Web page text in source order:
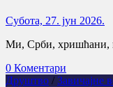
Субота, 27. јун 2026.
Ми, Срби, хришћани,
0 Коментари
Друштво / Завичајне